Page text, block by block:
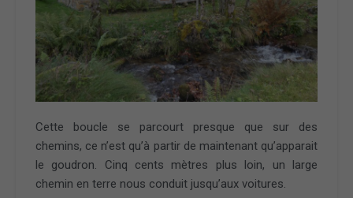
Cette boucle se parcourt presque que sur des
chemins, ce n’est qu’à partir de maintenant qu’apparait
le goudron. Cinq cents mètres plus loin, un large
chemin en terre nous conduit jusqu’aux voitures.